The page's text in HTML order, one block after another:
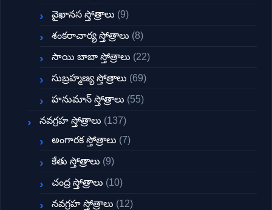
వైఖానస స్తోత్రాలు (9)
శంకరాచార్య స్తోత్రాలు (8)
సాయి బాబా స్తోత్రాలు (22)
సుబ్రహ్మణ్య స్తోత్రాలు (69)
హనుమాన్ స్తోత్రాలు (55)
నవగ్రహ స్తోత్రాలు (137)
అంగారక స్తోత్రాలు (7)
కేతు స్తోత్రాలు (9)
చంద్ర స్తోత్రాలు (10)
నవగ్రహ స్తోత్రాలు (12)